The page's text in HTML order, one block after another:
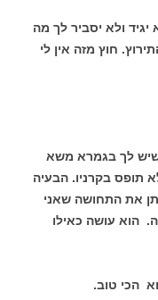
ולא יסביר לך מה
חוץ מזה אין לי
לך בגמרא משא
תופס בקרניו. הבעיה
את התחושה שאני
הוא עושה כאילו
הכי טוב.